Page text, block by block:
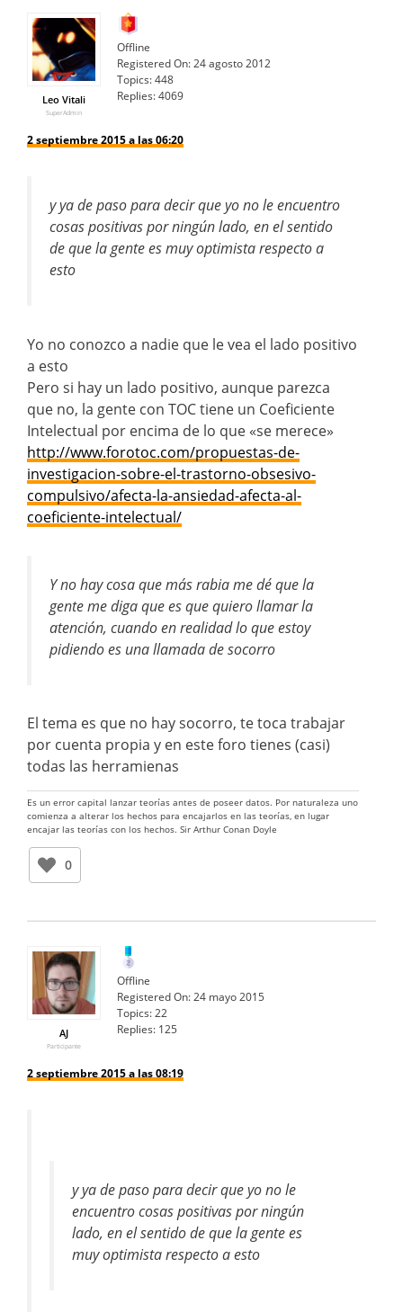
Leo Vitali
SuperAdmin
Offline
Registered On:24 agosto 2012
Topics:448
Replies:4069
2 septiembre 2015 a las 06:20
y ya de paso para decir que yo no le encuentro
cosas positivas por ningún lado, en el sentido
de que la gente es muy optimista respecto a
esto
Yo no conozco a nadie que le vea el lado positivo
a esto
Pero si hay un lado positivo, aunque parezca
que no, la gente con TOC tiene un Coeficiente
Intelectual por encima de lo que «se merece»
http://www.forotoc.com/propuestas-de-
investigacion-sobre-el-trastorno-obsesivo-
compulsivo/afecta-la-ansiedad-afecta-al-
coeficiente-intelectual/
Y no hay cosa que más rabia me dé que la
gente me diga que es que quiero llamar la
atención, cuando en realidad lo que estoy
pidiendo es una llamada de socorro
El tema es que no hay socorro, te toca trabajar
por cuenta propia y en este foro tienes (casi)
todas las herramienas
Es un error capital lanzar teorías antes de poseer datos. Por naturaleza uno
comienza a alterar los hechos para encajarlos en las teorías, en lugar
encajar las teorías con los hechos. Sir Arthur Conan Doyle
0
AJ
Participante
Offline
Registered On:24 mayo 2015
Topics:22
Replies: 125
2 septiembre 2015 a las 08:19
y ya de paso para decir que yo no le
encuentro cosas positivas por ningún
lado, en el sentido de que la gente es
muy optimista respecto a esto